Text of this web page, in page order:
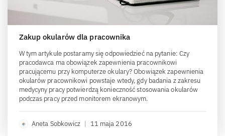
Zakup okularów dla pracownika
W tym artykule postaramy się odpowiedzieć na pytanie: Czy
pracodawca ma obowiązek zapewnienia pracownikowi
pracującemu przy komputerze okulary? Obowiązek zapewnienia
okularów pracownikowi powstaje wtedy, gdy badania z zakresu
medycyny pracy potwierdzą konieczność stosowania okularów
podczas pracy przed monitorem ekranowym.
Aneta Sobkowicz | 11 maja 2016